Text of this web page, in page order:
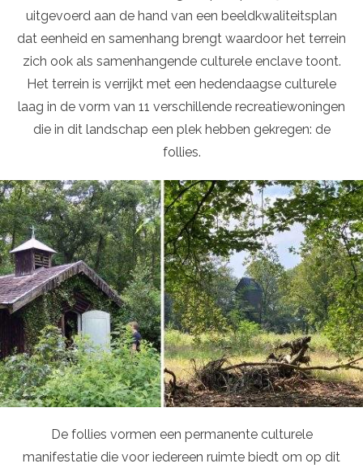
uitgevoerd aan de hand van een beeldkwaliteitsplan
dat eenheid en samenhang brengt waardoor het terrein
zich ook als samenhangende culturele enclave toont.
Het terrein is verrijkt met een hedendaagse culturele
laag in de vorm van 11 verschillende recreatiewoningen
die in dit landschap een plek hebben gekregen: de
follies.
De follies vormen een permanente culturele
manifestatie die voor iedereen ruimte biedt om op dit